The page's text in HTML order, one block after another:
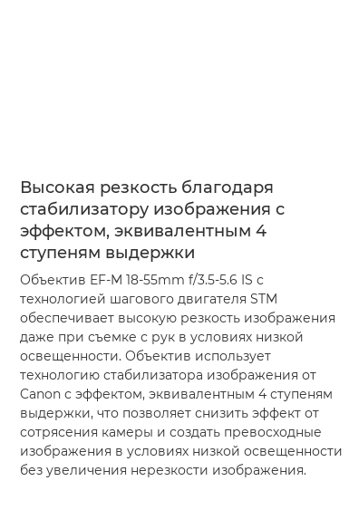
Высокая резкость благодаря
стабилизатору изображения с
эффектом, эквивалентным 4
ступеням выдержки
Объектив EF-M 18-55mm f/3.5-5.6 IS с
технологией шагового двигателя STM
обеспечивает высокую резкость изображения
даже при съемке с рук в условиях низкой
освещенности. Объектив использует
технологию стабилизатора изображения от
Canon с эффектом, эквивалентным 4 ступеням
выдержки, что позволяет снизить эффект от
сотрясения камеры и создать превосходные
изображения в условиях низкой освещенности
без увеличения нерезкости изображения.